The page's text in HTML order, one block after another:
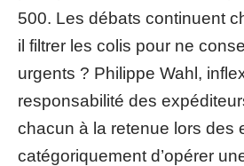
500. Les débats continuent
il filtrer les colis pour ne
urgents ? Philippe Wahl,
responsabilité des
chacun à la retenue lors des
catégoriquement d’opérer